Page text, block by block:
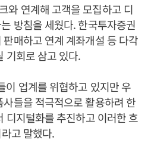
와 연계해 고객을 모집하고 디
방침을 세웠다. 한국투자증권
매하고 연계 계좌개설 등 다각
기회로 삼고 있다.
이 업계를 위협하고 있지만 우
들을 적극적으로 활용하려 한
지털화를 추진하고 이러한 흐
고 말했다.